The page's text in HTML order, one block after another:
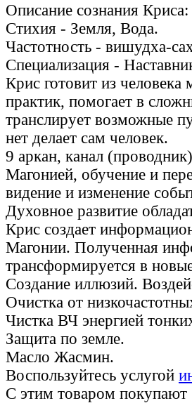
Описание сознания Криса:
Стихия - Земля, Вода.
Частотность - вишудха-
Специализация -
Крис готовит из
практик, помогает в
транслирует возможные
нет делает сам человек.
9 аркан, канал
Магонией, обучение и
видение и изменение
Духовное развитие
Крис создает
Магонии. Полученная
трансформируется в
Создание иллюзий.
Очистка от
Чистка ВЧ энергией
Защита по земле.
Масло Жасмин.
Воспользуйтесь услугой
С этим товаром покупают